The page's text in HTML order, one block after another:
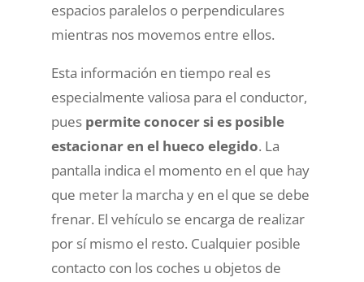
espacios paralelos o perpendiculares
mientras nos movemos entre ellos.
Esta información en tiempo real es
especialmente valiosa para el conductor,
pues permite conocer si es posible
estacionar en el hueco elegido. La
pantalla indica el momento en el que hay
que meter la marcha y en el que se debe
frenar. El vehículo se encarga de realizar
por sí mismo el resto. Cualquier posible
contacto con los coches u objetos de